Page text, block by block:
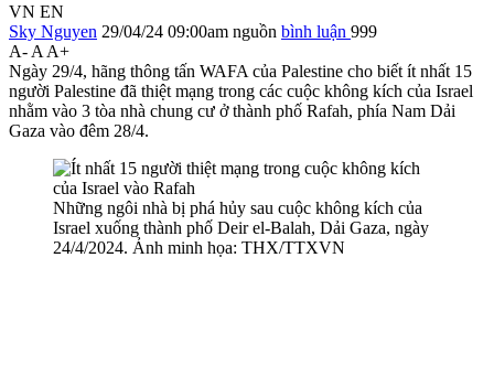
VN EN
Sky Nguyen 29/04/24 09:00am nguồn bình luận 999
A- A A+
Ngày 29/4, hãng thông tấn WAFA của Palestine cho biết ít nhất 15
người Palestine đã thiệt mạng trong các cuộc không kích của Israel
nhằm vào 3 tòa nhà chung cư ở thành phố Rafah, phía Nam Dải
Gaza vào đêm 28/4.
Những ngôi nhà bị phá hủy sau cuộc không kích của
Israel xuống thành phố Deir el-Balah, Dải Gaza, ngày
24/4/2024. Ảnh minh họa: THX/TTXVN